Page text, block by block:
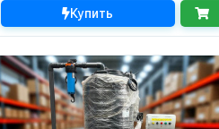
Купить